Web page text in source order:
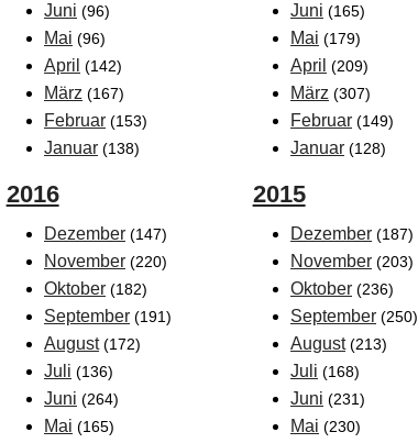
Juni (96)
Mai (96)
April (142)
März (167)
Februar (153)
Januar (138)
Juni (165)
Mai (179)
April (209)
März (307)
Februar (149)
Januar (128)
2016
Dezember (147)
November (220)
Oktober (182)
September (191)
August (172)
Juli (136)
Juni (264)
Mai (165)
2015
Dezember (187)
November (203)
Oktober (236)
September (250)
August (213)
Juli (168)
Juni (231)
Mai (230)